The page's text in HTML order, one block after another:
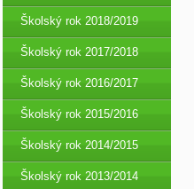
Školský rok 2018/2019
Školský rok 2017/2018
Školský rok 2016/2017
Školský rok 2015/2016
Školský rok 2014/2015
Školský rok 2013/2014